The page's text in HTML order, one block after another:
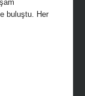
buluştu. Her